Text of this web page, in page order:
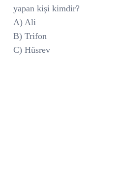
yapan kişi kimdir?
A) Ali
B) Trifon
C) Hüsrev